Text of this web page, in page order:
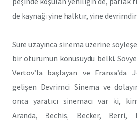
de kaynağı yine halktır, yine
Süre uzayınca sinema üzerine
bir oturumun konusuydu belki.
Vertov’la başlayan ve Fransa’da
gelişen Devrimci Sinema ve
onca yaratıcı sinemacı var ki,
Aranda, Bechis, Becker, Berri,